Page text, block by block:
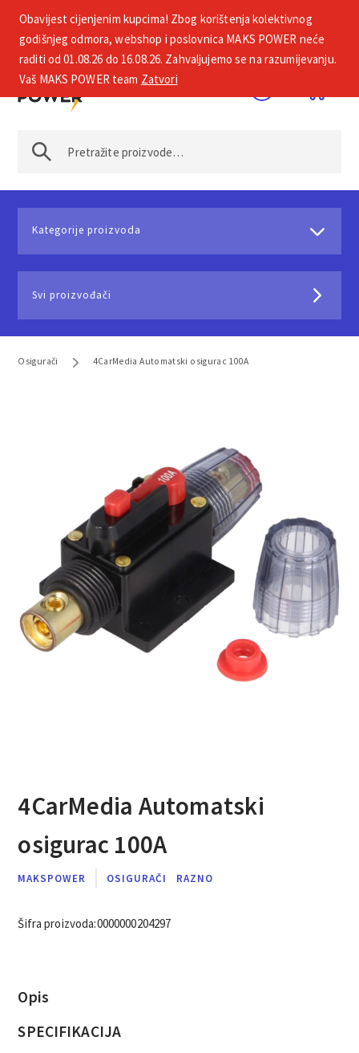
+385 1 2002 575
Kategorije proizvoda
Svi proizvođači
Osigurači 4CarMedia Automatski osigurac 100A
4CarMedia Automatski
osigurac 100A
MAKSPOWER OSIGURAČI RAZNO
Šifra proizvoda:0000000204297
Opis
SPECIFIKACIJA
Obavijest cijenjenim kupcima! Zbog korištenja kolektivnog
godišnjeg odmora, webshop i poslovnica MAKS POWER neće
raditi od 01.08.26 do 16.08.26. Zahvaljujemo se na razumijevanju.
Vaš MAKS POWER team Zatvori